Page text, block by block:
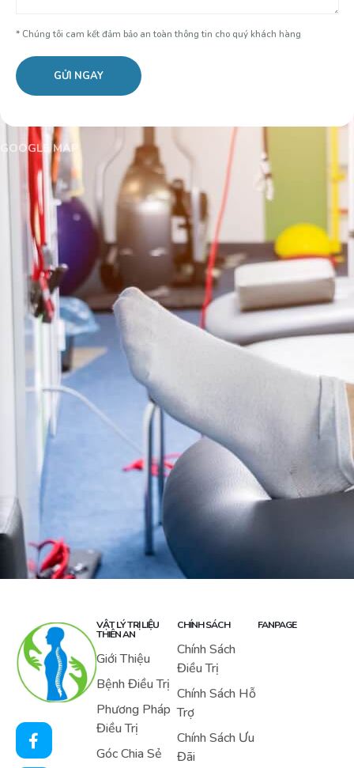
* Chúng tôi cam kết đảm bảo an toàn thông tin cho quý khách hàng
GOOGLE MAP
VẬT LÝ TRỊ LIỆU
THIÊN AN
Giới Thiệu
Bệnh Điều Trị
Phương Pháp
Điều Trị
Góc Chia Sẻ
CHÍNH SÁCH
Chính Sách
Điều Trị
Chính Sách Hỗ
Trợ
Chính Sách Ưu
Đãi
FANPAGE